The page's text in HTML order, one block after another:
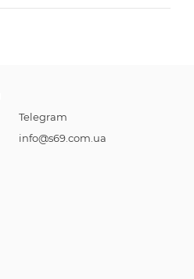
Telegram
info@s69.com.ua